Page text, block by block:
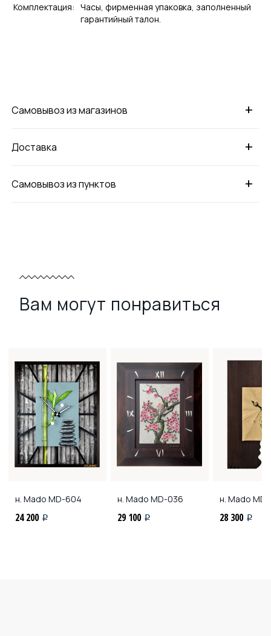
Комплектация: Часы, фирменная упаковка, заполненный
гарантийный талон.
+
Самовывоз из магазинов
+
Доставка
+
Самовывоз из пунктов
Вам могут понравиться
н. Mado MD-604
24 200 i
н. Mado MD-036
29 100 i
н. Mado
28 300 i